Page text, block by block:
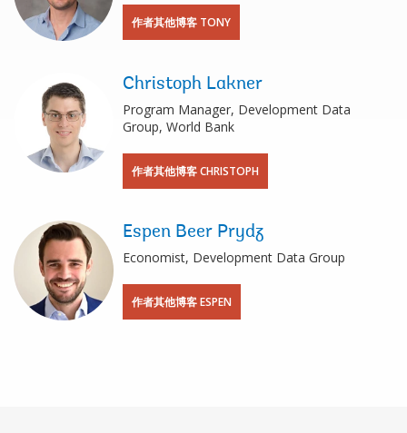
作者其他博客 TONY
Christoph Lakner
Program Manager, Development Data
Group, World Bank
作者其他博客 CHRISTOPH
Espen Beer Prydz
Economist, Development Data Group
作者其他博客 ESPEN